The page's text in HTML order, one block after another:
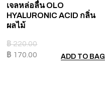
เจลหล่อลื่น OLO
HYALURONIC ACID กลิ่น
ผลไม้
฿220.00
฿ 170.00 ADD TO BAG